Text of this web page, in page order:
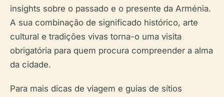
insights sobre o passado e o presente da Arménia.
A sua combinação de significado histórico, arte
cultural e tradições vivas torna-o uma visita
obrigatória para quem procura compreender a alma
da cidade.
Para mais dicas de viagem e guias de sítios